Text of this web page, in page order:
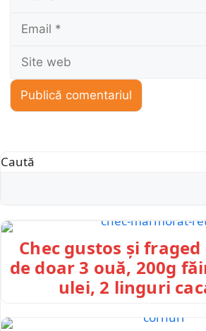
Caută
Chec gustos și
de doar 3 ouă, 200g
ulei, 2 linguri